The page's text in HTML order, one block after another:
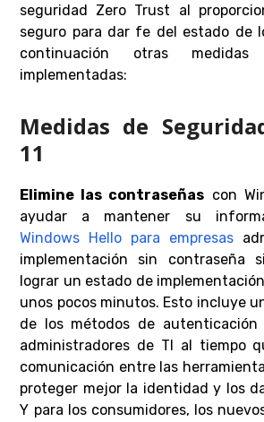
seguridad Zero Trust al
seguro para dar fe del estado de
continuación otras
implementadas:
Medidas de
11
Elimine las contraseñas con
ayudar a mantener su
Windows Hello para empresas
implementación sin contraseña
lograr un estado de
unos pocos minutos. Esto incluye
de los métodos de
administradores de TI al tiempo
comunicación entre las
proteger mejor la identidad y los
Y para los consumidores, los